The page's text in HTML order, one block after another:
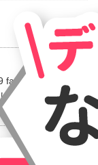
」のホーム
た。
［お知ら
追記）